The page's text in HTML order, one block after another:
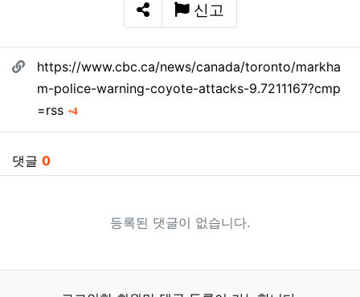
SNS 공유
신고
관련자료
https://www.cbc.ca/news/canada/toronto/markha
m-police-warning-coyote-attacks-9.7211167?cmp
=rss
4회 연결
댓글 0
등록된 댓글이 없습니다.